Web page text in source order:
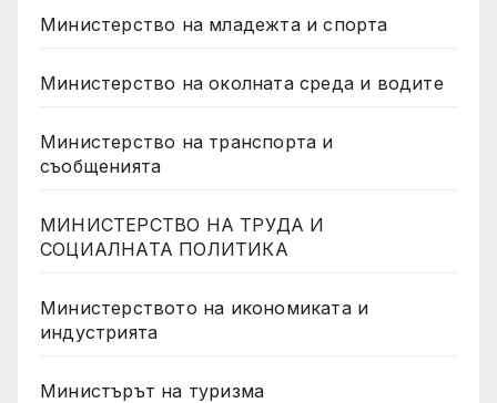
Министерство на младежта и спорта
Министерство на околната среда и водите
Министерство на транспорта и
съобщенията
МИНИСТЕРСТВО НА ТРУДА И
СОЦИАЛНАТА ПОЛИТИКА
Министерството на икономиката и
индустрията
Министърът на туризма